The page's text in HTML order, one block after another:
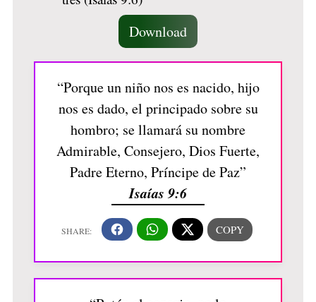
Download
“Porque un niño nos es nacido, hijo
nos es dado, el principado sobre su
hombro; se llamará su nombre
Admirable, Consejero, Dios Fuerte,
Padre Eterno, Príncipe de Paz”
Isaías 9:6